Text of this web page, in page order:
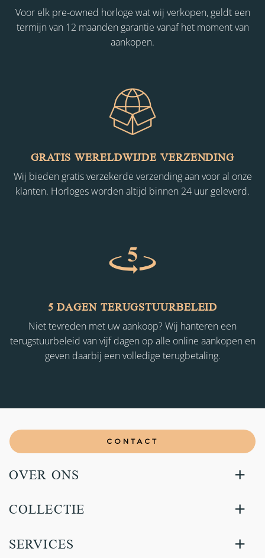
Voor elk pre-owned horloge wat wij verkopen, geldt een
termijn van 12 maanden garantie vanaf het moment van
aankopen.
GRATIS WERELDWIJDE VERZENDING
Wij bieden gratis verzekerde verzending aan voor al onze
klanten. Horloges worden altijd binnen 24 uur geleverd.
5 DAGEN TERUGSTUURBELEID
Niet tevreden met uw aankoop? Wij hanteren een
terugstuurbeleid van vijf dagen op alle online aankopen en
geven daarbij een volledige terugbetaling.
CONTACT
OVER ONS
COLLECTIE
SERVICES